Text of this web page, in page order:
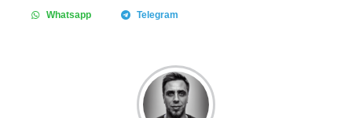
Whatsapp Telegram